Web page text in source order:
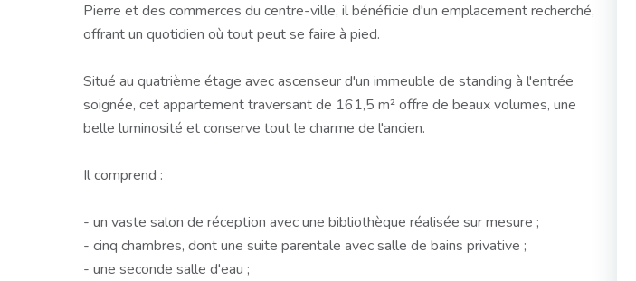
Pierre et des commerces du centre-ville, il bénéficie d'un emplacement recherché,
offrant un quotidien où tout peut se faire à pied.
Situé au quatrième étage avec ascenseur d'un immeuble de standing à l'entrée
soignée, cet appartement traversant de 161,5 m² offre de beaux volumes, une
belle luminosité et conserve tout le charme de l'ancien.
Il comprend :
- un vaste salon de réception avec une bibliothèque réalisée sur mesure ;
- cinq chambres, dont une suite parentale avec salle de bains privative ;
- une seconde salle d'eau ;